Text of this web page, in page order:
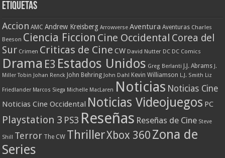
Etiquetas
Accion AMC Andrew Kreisberg Arrowverse Aventura Aventuras Charles
Beeson Ciencia Ficcion Cine Occidental Corea del
Sur Crimen Criticas de Cine CW David Nutter DC DC Comics
Drama E3 Estados Unidos Greg Berlanti J.J. Abrams J.
Miller Tobin
Johan Renck John Behring John Dahl Kevin Williamson L.J. Smith Liz
Friedlander Marcos Siega Michelle MacLaren Noticias Noticias Cine
Noticias Cine Occidental Noticias Videojuegos PC
Playstation 3 PS3 Reseñas Reseñas de Cine Steve
Shill Terror The CW ThrillerXbox 360 Zona de
Series